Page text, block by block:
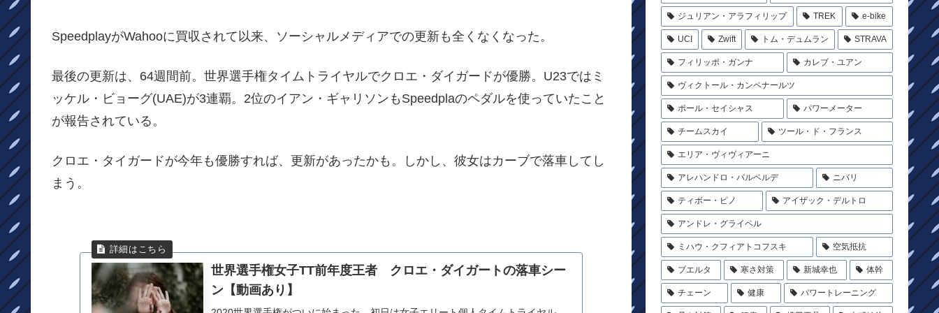
SpeedplayがWahooに買収されて以来、ソーシャルメディアでの更新も全くなくなった。
最後の更新は、64週間前。世界選手権タイムトライヤルでクロエ・ダイガードが優勝。U23ではミ
ッケル・ビョーグ(UAE)が3連覇。2位のイアン・ギャリソンもSpeedplaのペダルを使っていたこと
が報告されている。
クロエ・タイガードが今年も優勝すれば、更新があったかも。しかし、彼女はカーブで落車してし
まう。
世界選手権女子TT前年度王者 クロエ・ダイガートの落車シー
ン【動画あり】
ジュリアン・アラフィリップ TREK e-bike
UCI Zwift トム・デュムラン STRAVA
フィリッポ・ガンナ カレブ・ユアン
ヴィクトール・カンペナールツ
ポール・セイシャス パワーメーター
チームスカイ ツール・ド・フランス
エリア・ヴィヴィアーニ
アレハンドロ・バルベルデ ニバリ
ティボー・ピノ アイザック・デルトロ
アンドレ・グライペル
ミハウ・クフィアトコフスキ 空気抵抗
ブエルタ 寒さ対策 新城幸也 体幹
チェーン 健康 パワートレーニング